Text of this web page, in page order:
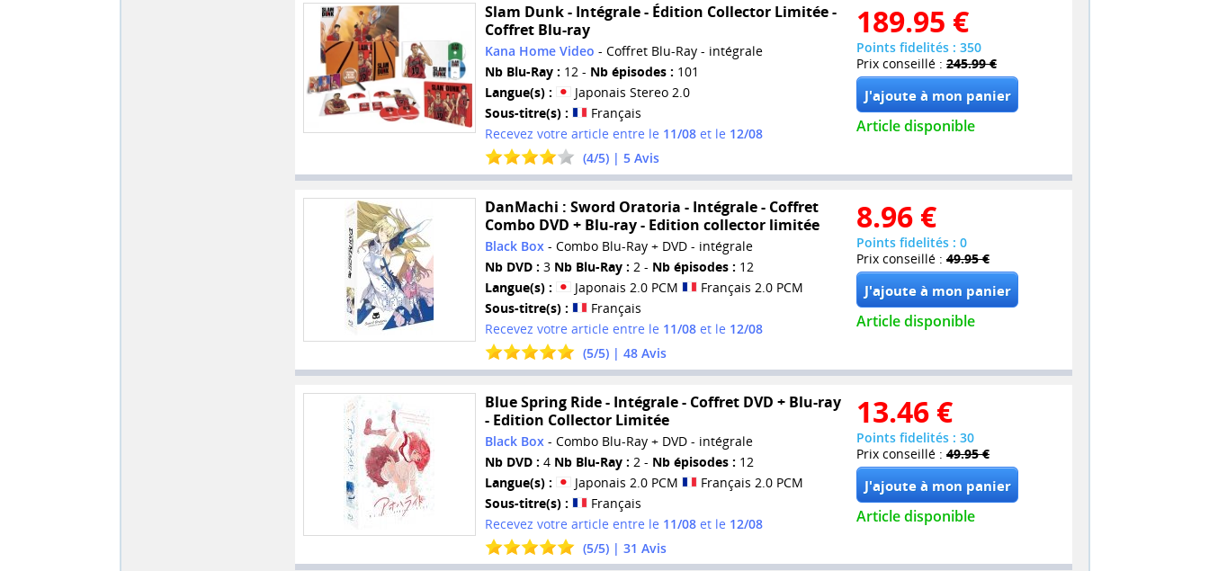
Slam Dunk - Intégrale - Édition Collector Limitée -
Coffret Blu-ray
Kana Home Video - Coffret Blu-Ray - intégrale
Nb Blu-Ray : 12 - Nb épisodes : 101
Langue(s) :
Japonais Stereo 2.0
Sous-titre(s) :
Français
Recevez votre article entre le 11/08et le 12/08
(4/5) | 5Avis
189.95 €
Points fidelités : 350
Prix conseillé : 245.99 €
Article disponible
DanMachi : Sword Oratoria - Intégrale - Coffret
Combo DVD + Blu-ray - Edition collector limitée
Black Box- Combo Blu-Ray + DVD - intégrale
Nb DVD : 3 Nb Blu-Ray : 2 - Nb épisodes : 12
Langue(s) :
Japonais 2.0 PCM
Français 2.0 PCM
Sous-titre(s) :
Français
Recevez votre article entre le 11/08et le 12/08
(5/5) | 48Avis
8.96 €
Points fidelités : 0
Prix conseillé : 49.95 €
Article disponible
Blue Spring Ride - Intégrale - Coffret DVD + Blu-ray
- Edition Collector Limitée
Black Box - Combo Blu-Ray + DVD - intégrale
Nb DVD : 4 Nb Blu-Ray : 2 - Nb épisodes : 12
Langue(s) :
Japonais 2.0 PCM
Français 2.0 PCM
Sous-titre(s) :
Français
Recevez votre article entre le 11/08et le 12/08
(5/5) | 31 Avis
13.46 €
Points fidelités : 30
Prix conseillé : 49.95 €
Article disponible